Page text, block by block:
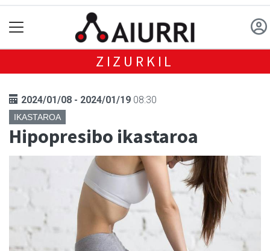
ZIZURKIL
2024/01/08 - 2024/01/19 08:30
IKASTAROA
Hipopresibo ikastaroa